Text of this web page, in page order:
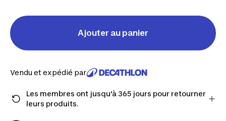
Ajouter au panier
Vendu et expédié par
Les membres ont jusqu'à 365 jours pour retourner
leurs produits.